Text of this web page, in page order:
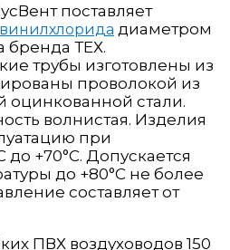
поставляет
диаметром
бренда ТЕХ.
трубы изготовлены из
проволокой из
оцинкованной стали.
волнистая. Изделия
при
до +70°C. Допускается
до +80°C не более
составляет от
ПВХ воздуховодов 150